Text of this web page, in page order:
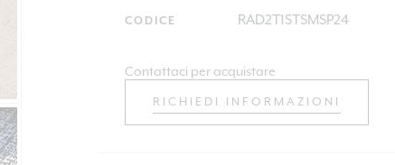
CODICE RAD2T1STSMSP24
Contattaci per acquistare
RICHIEDI INFORMAZIONI